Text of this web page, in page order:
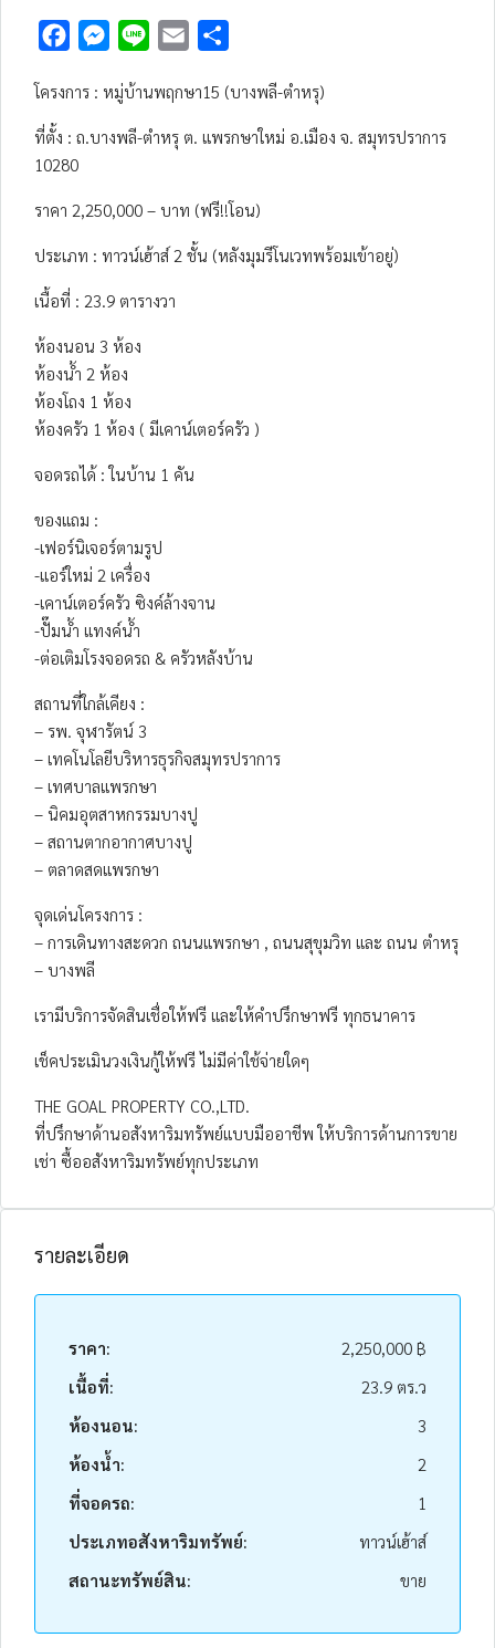
FacebookMessenger
Line Email
โครงการ : หมู่บ้านพฤกษา15 (บางพลี-ตำหรุ)
ที่ตั้ง : ถ.บางพลี-ตำหรุ ต. แพรกษาใหม่ อ.เมือง จ. สมุทรปราการ
10280
ราคา 2,250,000 – บาท (ฟรี!!โอน)
ประเภท : ทาวน์เฮ้าส์ 2 ชั้น (หลังมุมรีโนเวทพร้อมเข้าอยู่)
เนื้อที่ : 23.9 ตารางวา
ห้องนอน 3 ห้อง
ห้องน้ำ 2 ห้อง
ห้องโถง 1 ห้อง
ห้องครัว 1 ห้อง ( มีเคาน์เตอร์ครัว )
จอดรถได้ : ในบ้าน 1 คัน
ของแถม :
-เฟอร์นิเจอร์ตามรูป
-แอร์ใหม่ 2 เครื่อง
-เคาน์เตอร์ครัว ซิงค์ล้างจาน
-ปั๊มน้ำ แทงค์น้ำ
-ต่อเติมโรงจอดรถ & ครัวหลังบ้าน
สถานที่ใกล้เคียง :
– รพ. จุฬารัตน์ 3
– เทคโนโลยีบริหารธุรกิจสมุทรปราการ
– เทศบาลแพรกษา
– นิคมอุตสาหกรรมบางปู
– สถานตากอากาศบางปู
– ตลาดสดแพรกษา
จุดเด่นโครงการ :
– การเดินทางสะดวก ถนนแพรกษา , ถนนสุขุมวิท และ ถนน ตำหรุ
– บางพลี
เรามีบริการจัดสินเชื่อให้ฟรี และให้คำปรึกษาฟรี ทุกธนาคาร
เช็คประเมินวงเงินกู้ให้ฟรี ไม่มีค่าใช้จ่ายใดๆ
THE GOAL PROPERTY CO.,LTD.
ที่ปรึกษาด้านอสังหาริมทรัพย์แบบมืออาชีพ ให้บริการด้านการขาย
เช่า ซื้ออสังหาริมทรัพย์ทุกประเภท
รายละเอียด
ราคา:
2,250,000 ฿
เนื้อที่:
23.9 ตร.ว
ห้องนอน:
3
ห้องน้ำ:
2
ที่จอดรถ:
1
ประเภทอสังหาริมทรัพย์:
ทาวน์เฮ้าส์
สถานะทรัพย์สิน:
ขาย